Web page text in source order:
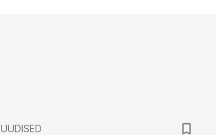
UUDISED